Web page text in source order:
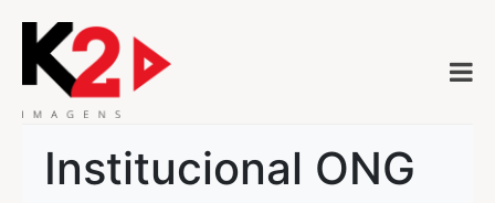
Institucional ONG